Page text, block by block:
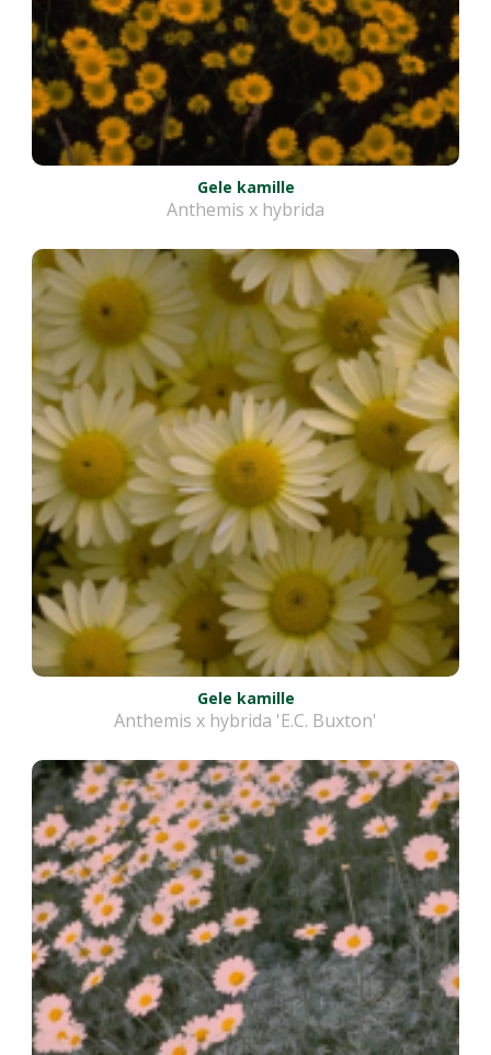
Gele kamille
Anthemis x hybrida
Gele kamille
Anthemis x hybrida 'E.C. Buxton'